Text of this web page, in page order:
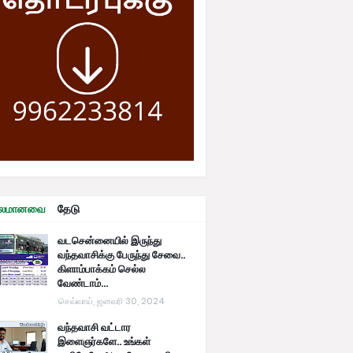
தேடு
வடசென்னையில் இருந்து
வந்தவாசிக்கு பேருந்து சேவை..
கிளாம்பாக்கம் செல்ல
வேண்டாம்...
செவ்வாய், ஜனவரி 30, 2024
வந்தவாசி வட்டார
இளைஞர்களே.. உங்கள்